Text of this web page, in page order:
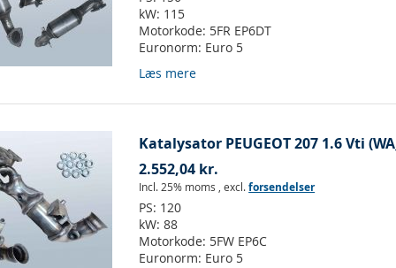
kW: 115
Motorkode: 5FR EP6DT
Euronorm: Euro 5
Læs mere
Katalysator PEUGEOT 207 1.6 Vti
2.552,04 kr.
Incl. 25% moms ,excl.forsendelser
PS: 120
kW:88
Motorkode: 5FW EP6C
Euronorm: Euro 5